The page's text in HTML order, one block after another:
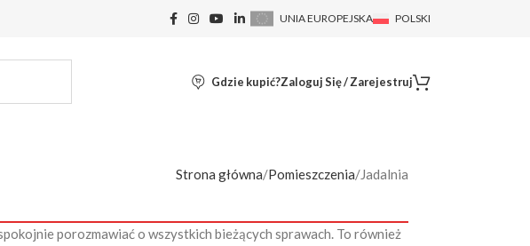
UNIA EUROPEJSKA POLSKI
Gdzie kupić?Zaloguj Się / Zarejestruj
Strona główna Pomieszczenia Jadalnia
porozmawiać o wszystkich bieżących sprawach. To również